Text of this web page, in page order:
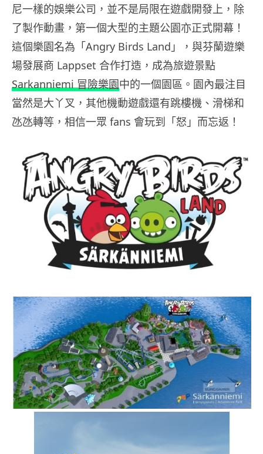
尼一樣的娛樂公司，並不是局限在遊戲開發上，除
了製作動畫，第一個大型的主題公園亦正式開幕！
這個樂園名為「Angry Birds Land」，與芬蘭遊樂
場發展商 Lappset 合作打造，成為旅遊景點
Sarkanniemi 冒險樂園中的一個園區。園內最注目
當然是大丫叉，其他機動遊戲還有跳樓機、滑梯和
氹氹轉等，相信一眾 fans 會玩到「怒」而忘返！